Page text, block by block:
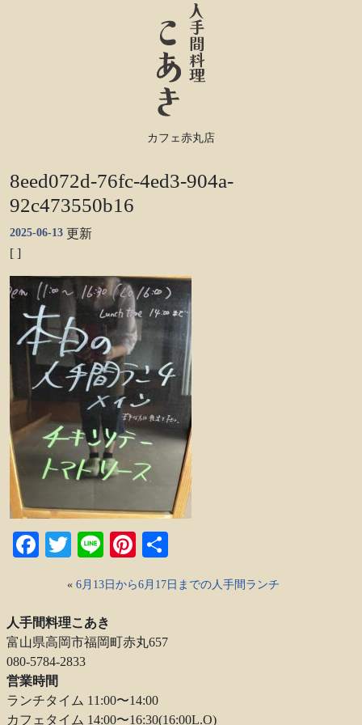
カフェ赤丸店
8eed072d-76fc-4ed3-904a-
92c473550b16
2025-06-13 更新
[ ]
Facebook
TwitterLinePinterest
« 6月13日から6月17日までの人手間ランチ
人手間料理こあき
富山県高岡市福岡町赤丸657
080-5784-2833
営業時間
ランチタイム 11:00〜14:00
カフェタイム 14:00〜16:30(16:00L.O)